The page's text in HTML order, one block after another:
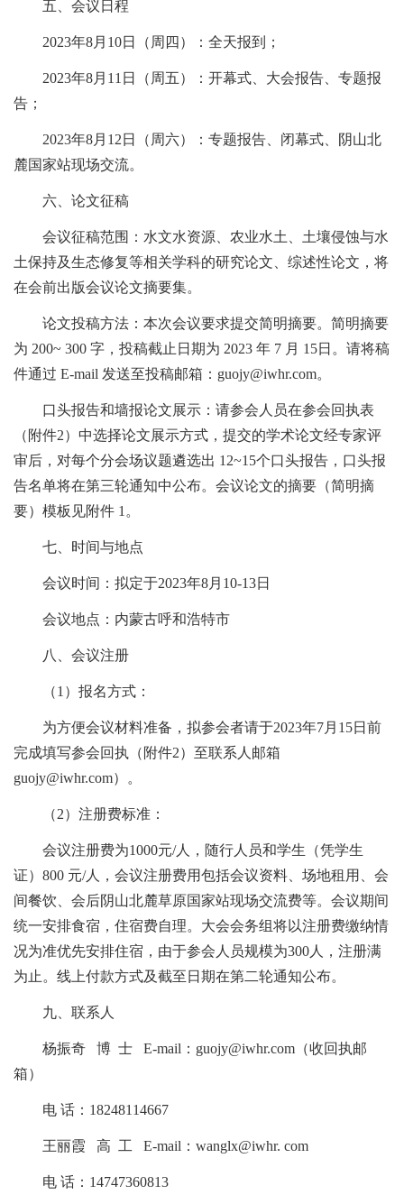
五、会议日程
2023年8月10日（周四）：全天报到；
2023年8月11日（周五）：开幕式、大会报告、专题报
告；
2023年8月12日（周六）：专题报告、闭幕式、阴山北
麓国家站现场交流。
六、论文征稿
会议征稿范围：水文水资源、农业水土、土壤侵蚀与水
土保持及生态修复等相关学科的研究论文、综述性论文，将
在会前出版会议论文摘要集。
论文投稿方法：本次会议要求提交简明摘要。简明摘要
为 200~ 300 字，投稿截止日期为 2023 年 7 月 15日。请将稿
件通过 E-mail 发送至投稿邮箱：guojy@iwhr.com。
口头报告和墙报论文展示：请参会人员在参会回执表
（附件2）中选择论文展示方式，提交的学术论文经专家评
审后，对每个分会场议题遴选出 12~15个口头报告，口头报
告名单将在第三轮通知中公布。会议论文的摘要（简明摘
要）模板见附件 1。
七、时间与地点
会议时间：拟定于2023年8月10-13日
会议地点：内蒙古呼和浩特市
八、会议注册
（1）报名方式：
为方便会议材料准备，拟参会者请于2023年7月15日前
完成填写参会回执（附件2）至联系人邮箱
guojy@iwhr.com）。
（2）注册费标准：
会议注册费为1000元/人，随行人员和学生（凭学生
证）800 元/人，会议注册费用包括会议资料、场地租用、会
间餐饮、会后阴山北麓草原国家站现场交流费等。会议期间
统一安排食宿，住宿费自理。大会会务组将以注册费缴纳情
况为准优先安排住宿，由于参会人员规模为300人，注册满
为止。线上付款方式及截至日期在第二轮通知公布。
九、联系人
杨振奇 博 士 E-mail：guojy@iwhr.com（收回执邮
箱）
电 话：18248114667
王丽霞 高 工 E-mail：wanglx@iwhr. com
电 话：14747360813